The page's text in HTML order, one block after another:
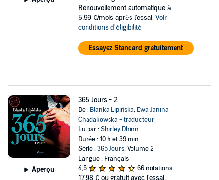
Renouvellement automatique à
5,99 €/mois après l'essai. Voir
conditions d'éligibilité
Essayez Standard gratuitement
Aperçu
365 Jours - 2
De : Blanka Lipińska, Ewa Janina
Chadakowska - traducteur
Lu par :Shirley Dhinn
Durée : 10 h et 39 min
Série :365 Jours, Volume 2
Langue : Français
4,5
66 notations
17,98 € ou gratuit avec l'essai.